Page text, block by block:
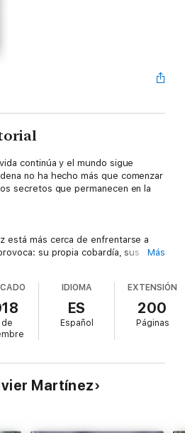
continúa y el mundo sigue
no ha hecho más que comenzar
secretos que permanecen en la
está más cerca de enfrentarse a
su propia cobardía, sus
la relación con su madre y ha
Sin embargo, justo cuando todas
por fin, volverá a sentir la sacudida
frente con sus errores del
Más
de
IDIOMA
ES
Español
EXTENSIÓN
200
Páginas
Martínez